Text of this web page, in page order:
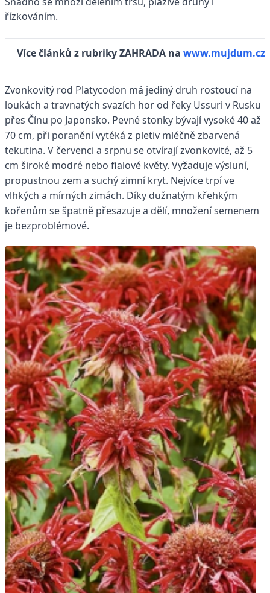
řízkováním.
Více článků z rubriky ZAHRADA na www.mujdum.cz
Zvonkovitý rod Platycodon má jediný druh rostoucí na
loukách a travnatých svazích hor od řeky Ussuri v Rusku
přes Čínu po Japonsko. Pevné stonky bývají vysoké 40 až
70 cm, při poranění vytéká z pletiv mléčně zbarvená
tekutina. V červenci a srpnu se otvírají zvonkovité, až 5
cm široké modré nebo fialové květy. Vyžaduje výsluní,
propustnou zem a suchý zimní kryt. Nejvíce trpí ve
vlhkých a mírných zimách. Díky dužnatým křehkým
kořenům se špatně přesazuje a dělí, množení semenem
je bezproblémové.